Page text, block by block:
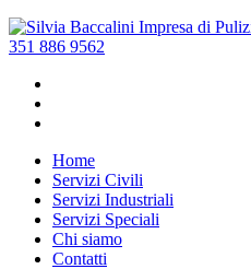
351 886 9562
Home
Servizi Civili
Servizi Industriali
Servizi Speciali
Chi siamo
Contatti